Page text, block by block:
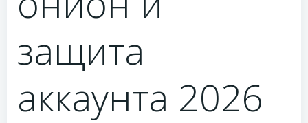
защита
аккаунта 2026